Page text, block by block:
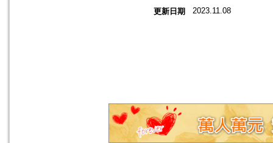
更新日期 2023.11.08